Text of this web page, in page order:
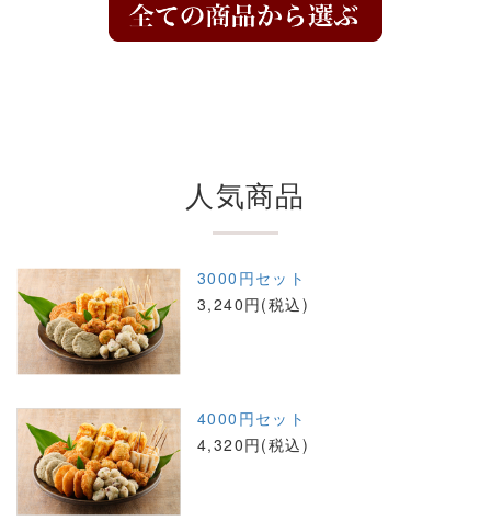
人気商品
3000円セット
3,240円(税込)
4000円セット
4,320円(税込)